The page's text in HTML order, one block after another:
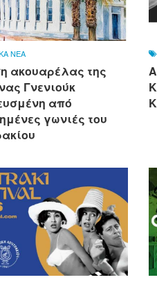
ΝΕΑ
ακουαρέλας της
Γνενιούκ
από
γωνιές του